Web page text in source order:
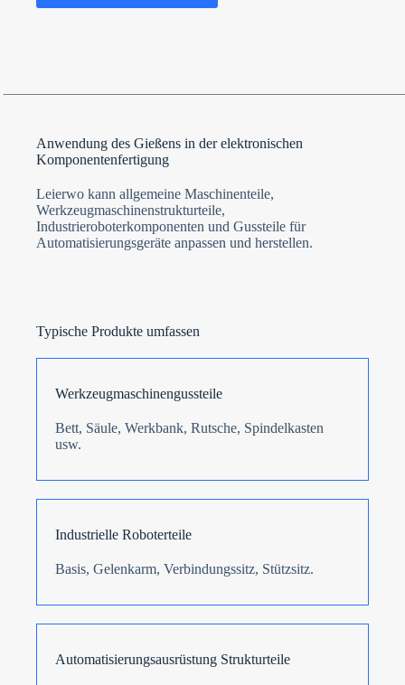
N
c
u
n
t
r
y
e
Anwendung des Gießens in der elektronischen
Komponentenfertigung
Leierwo kann allgemeine Maschinenteile,
Werkzeugmaschinenstrukturteile,
Industrieroboterkomponenten und Gussteile für
Automatisierungsgeräte anpassen und herstellen.
Typische Produkte umfassen
Werkzeugmaschinengussteile
Bett, Säule, Werkbank, Rutsche, Spindelkasten
usw.
Industrielle Roboterteile
Basis, Gelenkarm, Verbindungssitz, Stützsitz.
Automatisierungsausrüstung Strukturteile